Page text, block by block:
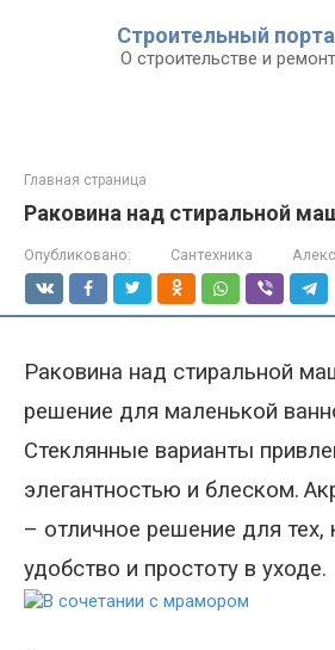
Строительный
О строительстве и
Главная страница
Раковина над стиральной
Опубликовано: Сантехника
Раковина над стиральной
решение для маленькой
Стеклянные варианты
элегантностью и блеском.
– отличное решение для тех,
удобство и простоту в уходе.